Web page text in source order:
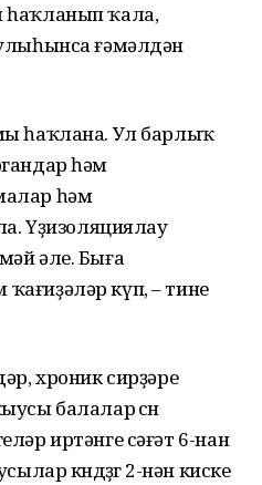
һаҡланып ҡала,
ғәмәлдән
һаҡлана. Ул барлыҡ
һәм
һәм
Үҙизоляциялау
әле. Быға
күп, – тине
хроник сирҙәре
балалар өсөн
иртәнге сәғәт 6-нан
көндөҙгө 2-нән киске